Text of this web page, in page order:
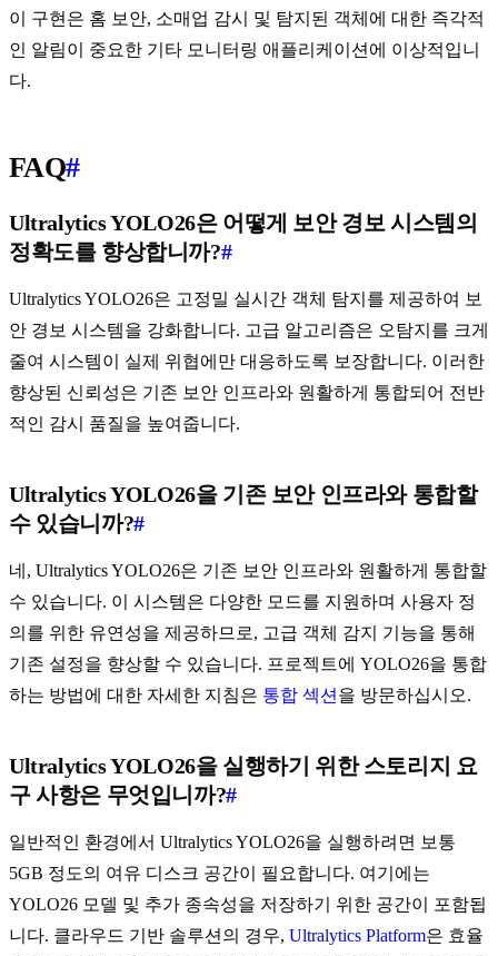
이 구현은 홈 보안, 소매업 감시 및 탐지된 객체에 대한 즉각적
인 알림이 중요한 기타 모니터링 애플리케이션에 이상적입니
다.
FAQ#
Ultralytics YOLO26은 어떻게 보안 경보 시스템의
정확도를 향상합니까?#
Ultralytics YOLO26은 고정밀 실시간 객체 탐지를 제공하여 보
안 경보 시스템을 강화합니다. 고급 알고리즘은 오탐지를 크게
줄여 시스템이 실제 위협에만 대응하도록 보장합니다. 이러한
향상된 신뢰성은 기존 보안 인프라와 원활하게 통합되어 전반
적인 감시 품질을 높여줍니다.
Ultralytics YOLO26을 기존 보안 인프라와 통합할
수 있습니까?#
네, Ultralytics YOLO26은 기존 보안 인프라와 원활하게 통합할
수 있습니다. 이 시스템은 다양한 모드를 지원하며 사용자 정
의를 위한 유연성을 제공하므로, 고급 객체 감지 기능을 통해
기존 설정을 향상할 수 있습니다. 프로젝트에 YOLO26을 통합
하는 방법에 대한 자세한 지침은 통합 섹션 을 방문하십시오.
Ultralytics YOLO26을 실행하기 위한 스토리지 요
구 사항은 무엇입니까?#
일반적인 환경에서 Ultralytics YOLO26을 실행하려면 보통
5GB 정도의 여유 디스크 공간이 필요합니다. 여기에는
YOLO26 모델 및 추가 종속성을 저장하기 위한 공간이 포함됩
니다. 클라우드 기반 솔루션의 경우, Ultralytics Platform은 효율